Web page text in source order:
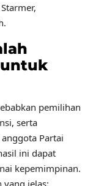
pemilihan
serta
Partai
ini dapat
kepemimpinan.
yang jelas: